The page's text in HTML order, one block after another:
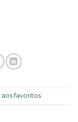
favoritos.